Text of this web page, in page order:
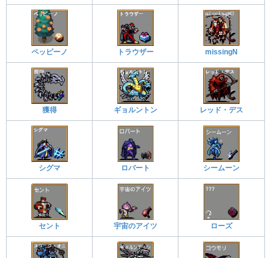
ペッピーノ トラウザー missingN
獲得 ギョルントン レッド・デス
シグマ ロバート シームーン
セント 宇宙のアイツ ローズ